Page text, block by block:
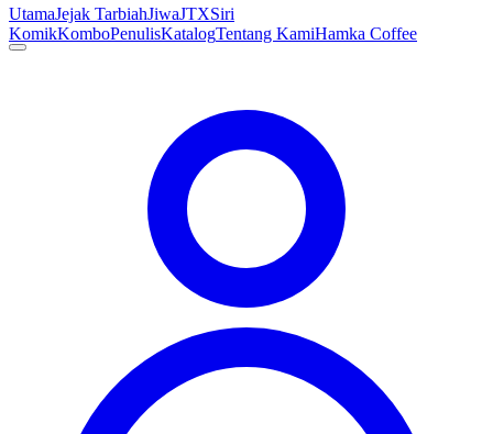
UtamaJejak TarbiahJiwaJTXSiri
KomikKomboPenulisKatalogTentang KamiHamka Coffee